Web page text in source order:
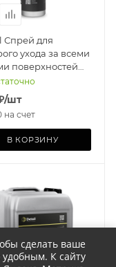
Спрей для
ухода за всеми
поверхностей
Detailer" 500
/шт
на счет
В КОРЗИНУ
сделать ваше
К cайту